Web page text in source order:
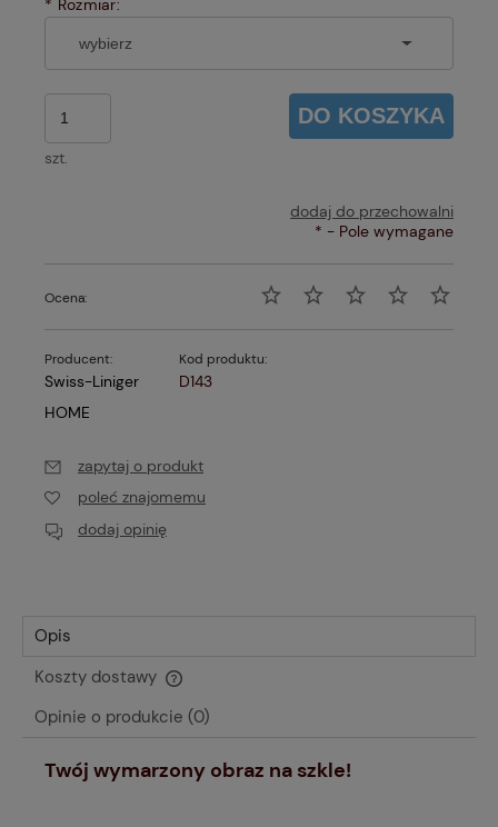
szt.
DO KOSZYKA
dodaj do przechowalni
* - Pole wymagane
Ocena:
Producent:
Swiss-Liniger
HOME
Kod produktu:
D143
zapytaj o produkt
poleć znajomemu
dodaj opinię
Opis
Koszty dostawy
Cena nie zawiera ewentualnych kosztów płatności
Opinie o produkcie (0)
Twój wymarzony obraz na szkle!